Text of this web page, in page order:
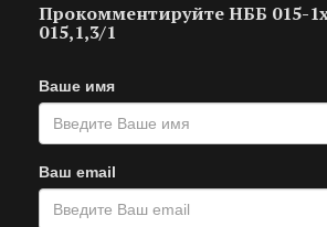
Прокомментируйте НББ 015-
015,1,3/1
Ваше имя
Ваш email